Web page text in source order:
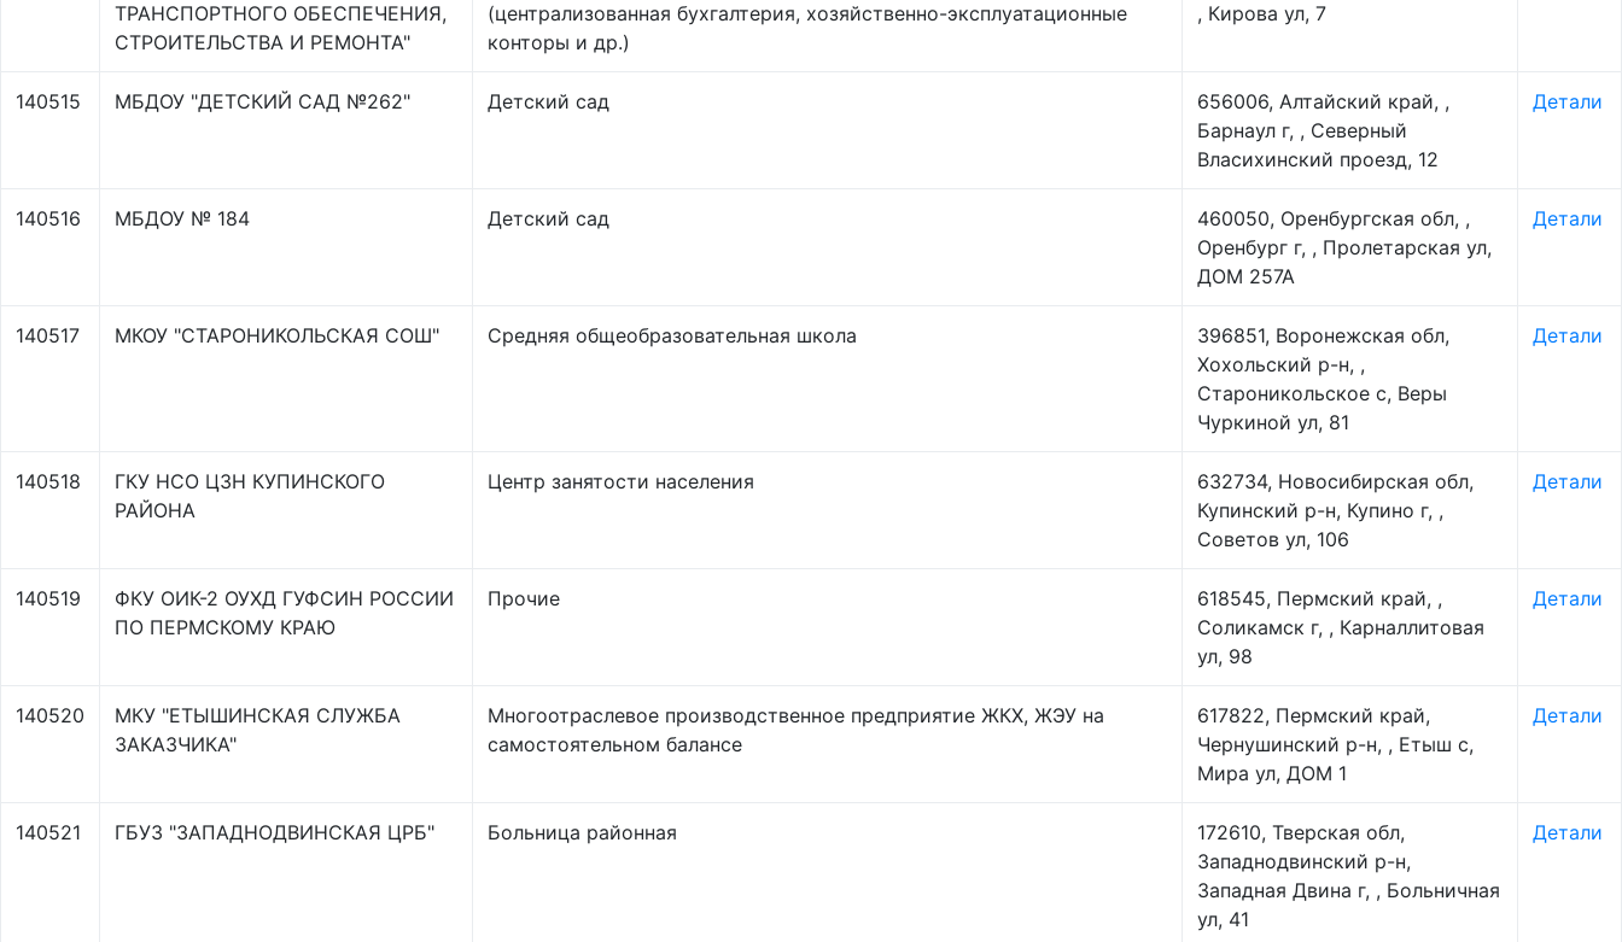
ТРАНСПОРТНОГО ОБЕСПЕЧЕНИЯ,
СТРОИТЕЛЬСТВА И РЕМОНТА"
(централизованная бухгалтерия, хозяйственно-эксплуатационные
конторы и др.)
, Кирова ул, 7
140515 МБДОУ "ДЕТСКИЙ САД №262" Детский сад
656006, Алтайский край, ,
Барнаул г, , Северный
Власихинский проезд, 12
Детали
140516 МБДОУ № 184 Детский сад
460050, Оренбургская обл, ,
Оренбург г, , Пролетарская ул,
ДОМ 257А
Детали
140517 МКОУ "СТАРОНИКОЛЬСКАЯ СОШ" Средняя общеобразовательная школа
396851, Воронежская обл,
Хохольский р-н, ,
Староникольское с, Веры
Чуркиной ул, 81
Детали
140518
ГКУ НСО ЦЗН КУПИНСКОГО
РАЙОНА
Центр занятости населения
632734, Новосибирская обл,
Купинский р-н, Купино г, ,
Советов ул, 106
Детали
140519
ФКУ ОИК-2 ОУХД ГУФСИН РОССИИ
ПО ПЕРМСКОМУ КРАЮ
Прочие
618545, Пермский край, ,
Соликамск г, , Карналлитовая
ул, 98
Детали
140520
МКУ "ЕТЫШИНСКАЯ СЛУЖБА
ЗАКАЗЧИКА"
Многоотраслевое производственное предприятие ЖКХ, ЖЭУ на
самостоятельном балансе
617822, Пермский край,
Чернушинский р-н, , Етыш с,
Мира ул, ДОМ 1
Детали
140521 ГБУЗ "ЗАПАДНОДВИНСКАЯ ЦРБ" Больница районная
172610, Тверская обл,
Западнодвинский р-н,
Западная Двина г, , Больничная
ул, 41
Детали